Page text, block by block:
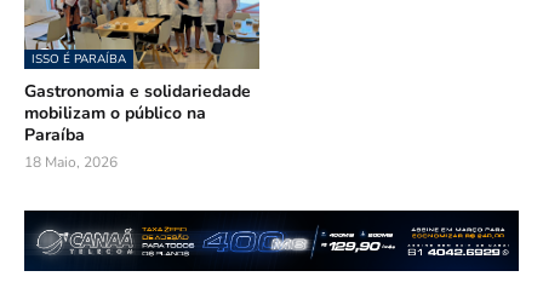
ISSO É PARAÍBA
Gastronomia e solidariedade
mobilizam o público na
Paraíba
18 Maio, 2026